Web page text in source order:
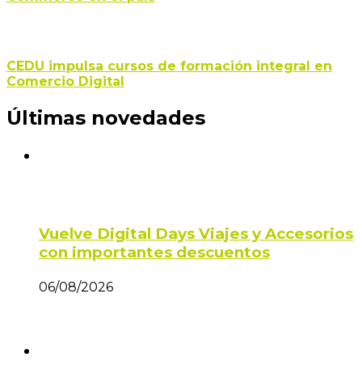
CEDU impulsa cursos de formación integral en
Comercio Digital
Últimas novedades
Vuelve Digital Days Viajes y Accesorios
con importantes descuentos
06/08/2026